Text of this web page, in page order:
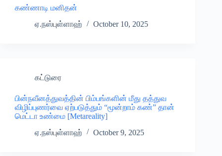
கண்ணாடி மனிதன்
ஏ.நஸ்புள்ளாஹ்
October 10, 2025
கட்டுரை
பின்நவீனத்துவத்தின் பிம்பங்களின் மீது தத்துவ
விழிப்புணர்வை ஏற்படுத்தும் “மூன்றாம் கண்” தான்
மெட்டா உண்மை [Metareality]
ஏ.நஸ்புள்ளாஹ்
October 9, 2025